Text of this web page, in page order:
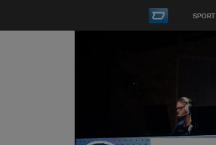
SPORT